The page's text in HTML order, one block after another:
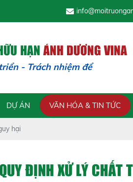
HẠNÁNH DƯƠNG VINA
nhiệm để trường tồn
DỰ ÁN VĂN HÓA & TIN TỨC
hại
ĐỊNH XỬ LÝ CHẤT